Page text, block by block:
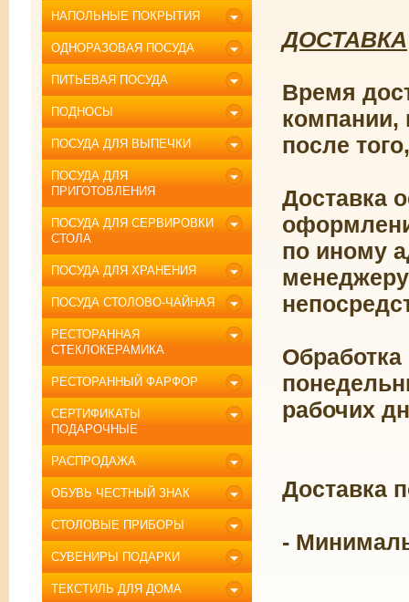
НАПОЛЬНЫЕ ПОКРЫТИЯ
ОДНОРАЗОВАЯ ПОСУДА
ПИТЬЕВАЯ ПОСУДА
ПОДНОСЫ
ПОСУДА ДЛЯ ВЫПЕЧКИ
ПОСУДА ДЛЯ
ПРИГОТОВЛЕНИЯ
ПОСУДА ДЛЯ СЕРВИРОВКИ
СТОЛА
ПОСУДА ДЛЯ ХРАНЕНИЯ
ПОСУДА СТОЛОВО-ЧАЙНАЯ
РЕСТОРАННАЯ
СТЕКЛОКЕРАМИКА
РЕСТОРАННЫЙ ФАРФОР
СЕРТИФИКАТЫ
ПОДАРОЧНЫЕ
РАСПРОДАЖА
ОБУВЬ ЧЕСТНЫЙ ЗНАК
СТОЛОВЫЕ ПРИБОРЫ
СУВЕНИРЫ ПОДАРКИ
ТЕКСТИЛЬ ДЛЯ ДОМА
ДОСТАВКА
Время
компании,
после
Доставка
по иному
Обработка
рабочих
Доставка
-